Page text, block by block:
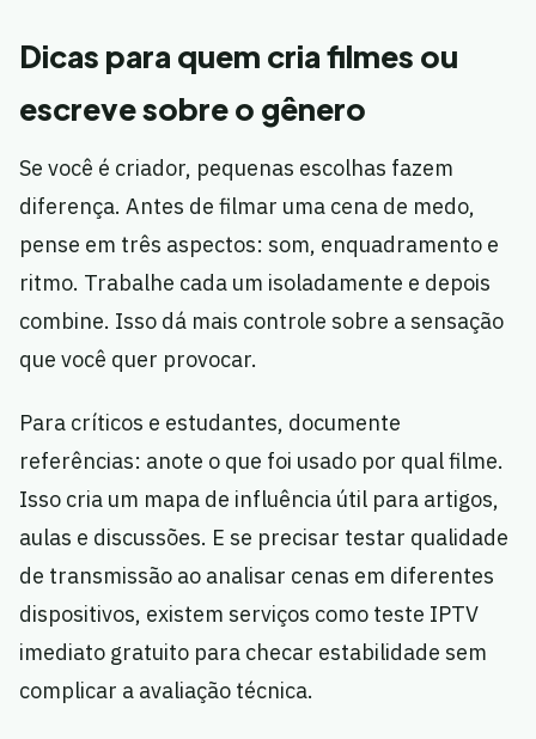
Dicas para quem cria filmes ou
escreve sobre o gênero
Se você é criador, pequenas escolhas fazem
diferença. Antes de filmar uma cena de medo,
pense em três aspectos: som, enquadramento e
ritmo. Trabalhe cada um isoladamente e depois
combine. Isso dá mais controle sobre a sensação
que você quer provocar.
Para críticos e estudantes, documente
referências: anote o que foi usado por qual filme.
Isso cria um mapa de influência útil para artigos,
aulas e discussões. E se precisar testar qualidade
de transmissão ao analisar cenas em diferentes
dispositivos, existem serviços como teste IPTV
imediato gratuito para checar estabilidade sem
complicar a avaliação técnica.